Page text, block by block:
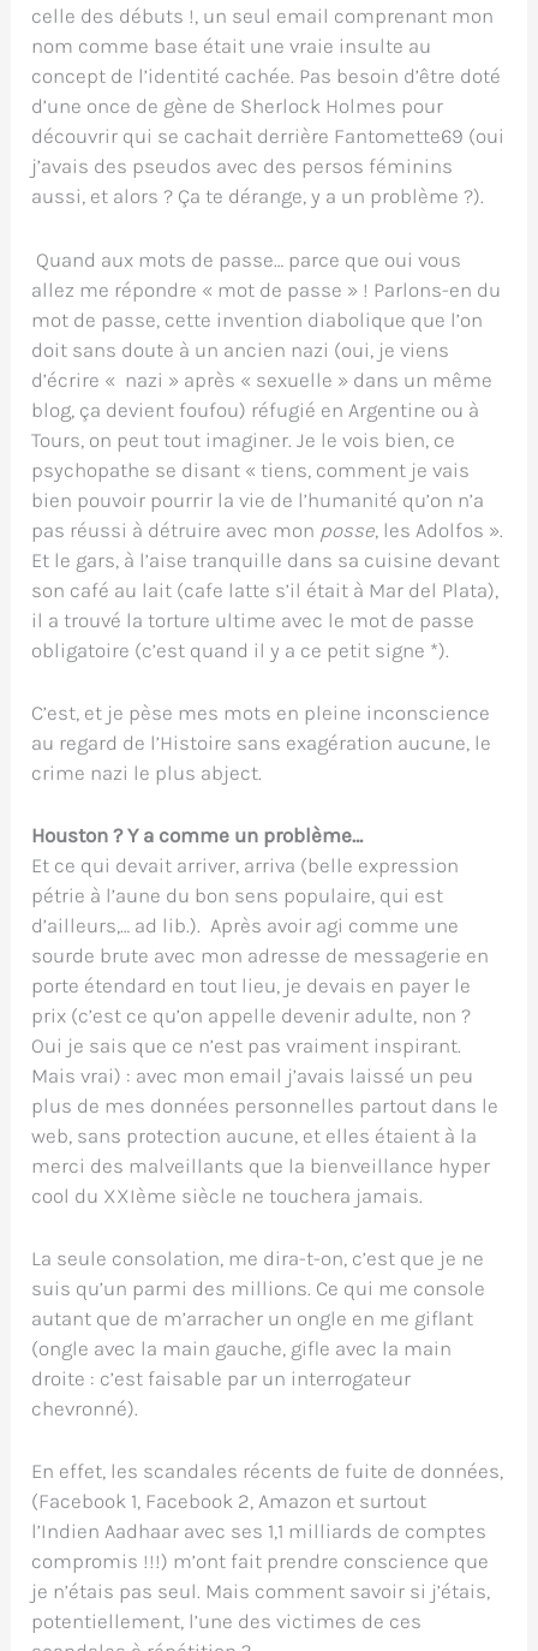
celle des débuts !, un seul email comprenant mon
nom comme base était une vraie insulte au
concept de l’identité cachée. Pas besoin d’être doté
d’une once de gène de Sherlock Holmes pour
découvrir qui se cachait derrière Fantomette69 (oui
j’avais des pseudos avec des persos féminins
aussi, et alors ? Ça te dérange, y a un problème ?).
Quand aux mots de passe… parce que oui vous
allez me répondre « mot de passe » ! Parlons-en du
mot de passe, cette invention diabolique que l’on
doit sans doute à un ancien nazi (oui, je viens
d’écrire « nazi » après « sexuelle » dans un même
blog, ça devient foufou) réfugié en Argentine ou à
Tours, on peut tout imaginer. Je le vois bien, ce
psychopathe se disant « tiens, comment je vais
bien pouvoir pourrir la vie de l’humanité qu’on n’a
pas réussi à détruire avec mon posse, les Adolfos ».
Et le gars, à l’aise tranquille dans sa cuisine devant
son café au lait (cafe latte s’il était à Mar del Plata),
il a trouvé la torture ultime avec le mot de passe
obligatoire (c’est quand il y a ce petit signe *).
C’est, et je pèse mes mots en pleine inconscience
au regard de l’Histoire sans exagération aucune, le
crime nazi le plus abject.
Houston ? Y a comme un problème…
Et ce qui devait arriver, arriva (belle expression
pétrie à l’aune du bon sens populaire, qui est
d’ailleurs,… ad lib.). Après avoir agi comme une
sourde brute avec mon adresse de messagerie en
porte étendard en tout lieu, je devais en payer le
prix (c’est ce qu’on appelle devenir adulte, non ?
Oui je sais que ce n’est pas vraiment inspirant.
Mais vrai) : avec mon email j’avais laissé un peu
plus de mes données personnelles partout dans le
web, sans protection aucune, et elles étaient à la
merci des malveillants que la bienveillance hyper
cool du XXIème siècle ne touchera jamais.
La seule consolation, me dira-t-on, c’est que je ne
suis qu’un parmi des millions. Ce qui me console
autant que de m’arracher un ongle en me giflant
(ongle avec la main gauche, gifle avec la main
droite : c’est faisable par un interrogateur
chevronné).
En effet, les scandales récents de fuite de données,
(Facebook 1, Facebook 2, Amazon et surtout
l’Indien Aadhaar avec ses 1,1 milliards de comptes
compromis !!!) m’ont fait prendre conscience que
je n’étais pas seul. Mais comment savoir si j’étais,
potentiellement, l’une des victimes de ces